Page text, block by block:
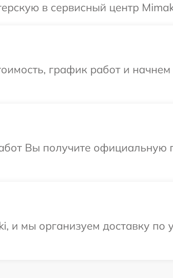
в сервисный центр
график работ и
Вы получите официальную
и мы организуем доставку по